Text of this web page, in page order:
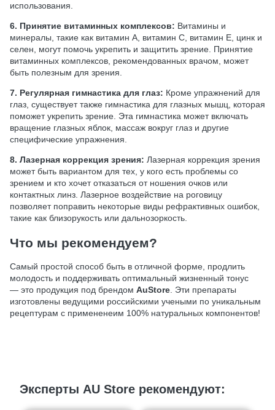
использования.
6. Принятие витаминных комплексов: Витамины и
минералы, такие как витамин А, витамин C, витамин E, цинк и
селен, могут помочь укрепить и защитить зрение. Принятие
витаминных комплексов, рекомендованных врачом, может
быть полезным для зрения.
7. Регулярная гимнастика для глаз: Кроме упражнений для
глаз, существует также гимнастика для глазных мышц, которая
поможет укрепить зрение. Эта гимнастика может включать
вращение глазных яблок, массаж вокруг глаз и другие
специфические упражнения.
8. Лазерная коррекция зрения: Лазерная коррекция зрения
может быть вариантом для тех, у кого есть проблемы со
зрением и кто хочет отказаться от ношения очков или
контактных линз. Лазерное воздействие на роговицу
позволяет поправить некоторые виды рефрактивных ошибок,
такие как близорукость или дальнозоркость.
Что мы рекомендуем?
Самый простой способ быть в отличной форме, продлить
молодость и поддерживать оптимальный жизненный тонус
— это продукция под брендом AuStore . Эти препараты
изготовлены ведущими российскими учеными по уникальным
рецептурам с примененеим 100% натуральных компонентов!
Эксперты AU Store рекомендуют: